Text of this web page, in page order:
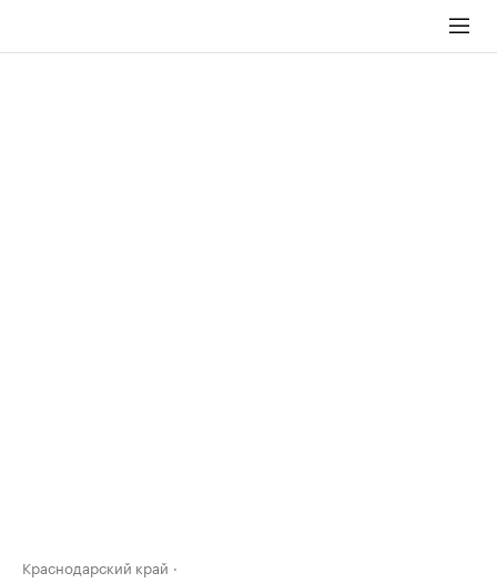
Краснодарский край